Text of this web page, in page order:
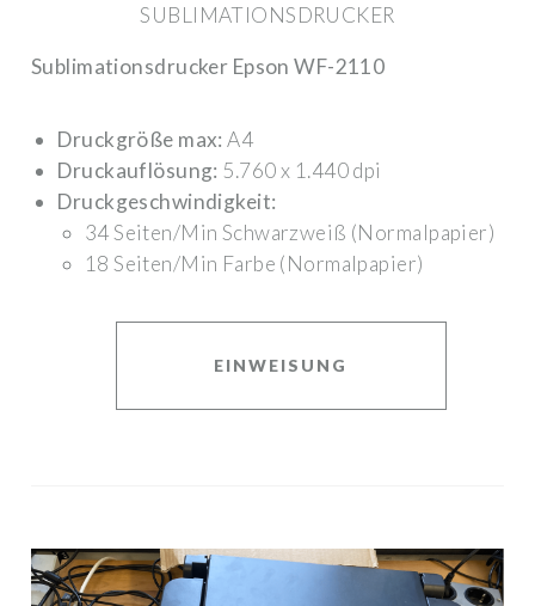
SUBLIMATIONSDRUCKER
Sublimationsdrucker Epson WF-2110
Druckgröße max: A4
Druckauflösung: 5.760 x 1.440 dpi
Druckgeschwindigkeit:
34 Seiten/Min Schwarzweiß (Normalpapier)
18 Seiten/Min Farbe (Normalpapier)
EINWEISUNG